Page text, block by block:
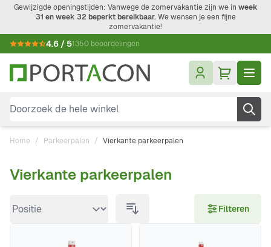
Ga naar de inhoud
Gewijzigde openingstijden: Vanwege de zomervakantie zijn we in week
31 en week 32 beperkt bereikbaar.We wensen je een fijne
zomervakantie!
4.6 / 51350 beoordelingen
Doorzoek de hele winkel
Home / Parkeerpalen / Vierkante parkeerpalen
Doorgaan naar productlijst
Vierkante parkeerpalen
Filteren